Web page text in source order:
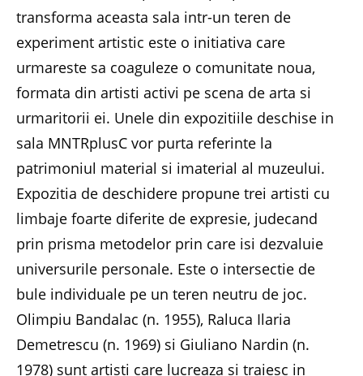
transforma aceasta sala intr-un teren de
experiment artistic este o initiativa care
urmareste sa coaguleze o comunitate noua,
formata din artisti activi pe scena de arta si
urmaritorii ei. Unele din expozitiile deschise in
sala MNTRplusC vor purta referinte la
patrimoniul material si imaterial al muzeului.
Expozitia de deschidere propune trei artisti cu
limbaje foarte diferite de expresie, judecand
prin prisma metodelor prin care isi dezvaluie
universurile personale. Este o intersectie de
bule individuale pe un teren neutru de joc.
Olimpiu Bandalac (n. 1955), Raluca Ilaria
Demetrescu (n. 1969) si Giuliano Nardin (n.
1978) sunt artisti care lucreaza si traiesc in